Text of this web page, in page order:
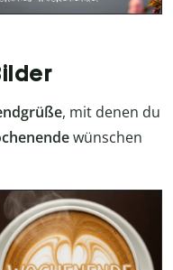
, mit denen du
wünschen